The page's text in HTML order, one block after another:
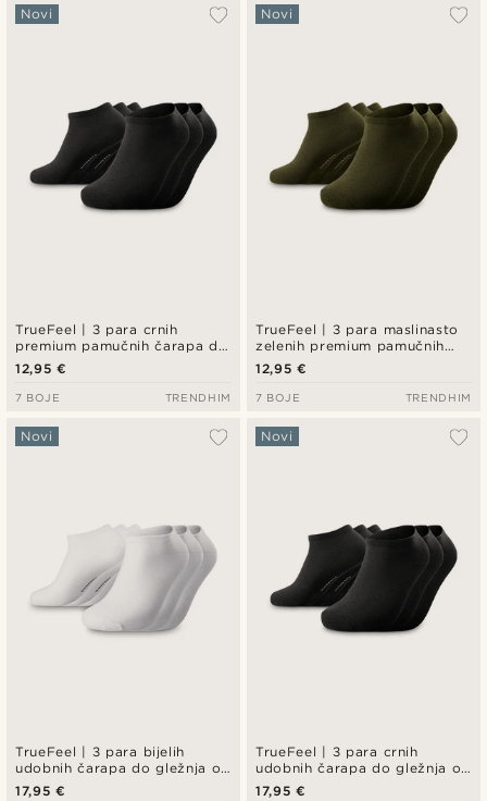
Najpopularnije
Najviša cijena
TrueFeel | 3 para crnih
premium pamučnih čarapa do
gležnja
Novi
12,95 €
7 BOJE TRENDHIM
TrueFeel | 3 para maslinasto
zelenih premium pamučnih
čarapa do gležnja
Novi
12,95 €
7 BOJE TRENDHIM
TrueFeel | 3 para bijelih
udobnih čarapa do gležnja od
bambusa
Novi
17,95 €
TrueFeel | 3 para crnih
udobnih čarapa do gležnja od
bambusa
Novi
17,95 €